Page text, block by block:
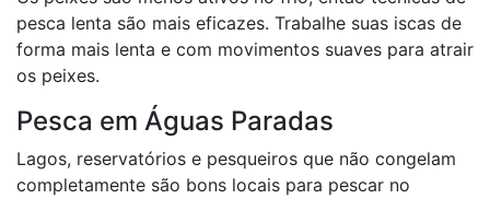
pesca lenta são mais eficazes. Trabalhe suas iscas de
forma mais lenta e com movimentos suaves para atrair
os peixes.
Pesca em Águas Paradas
Lagos, reservatórios e pesqueiros que não congelam
completamente são bons locais para pescar no